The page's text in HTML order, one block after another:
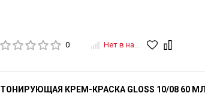
0 Нет в наличии
ТОНИРУЮЩАЯ КРЕМ-КРАСКА GLOSS 10/08 60 МЛ